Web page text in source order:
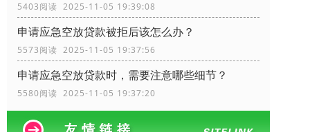
5403阅读 2025-11-05 19:39:08
申请应急空放贷款被拒后该怎么办？
5573阅读 2025-11-05 19:37:56
申请应急空放贷款时，需要注意哪些细节？
5580阅读 2025-11-05 19:37:20